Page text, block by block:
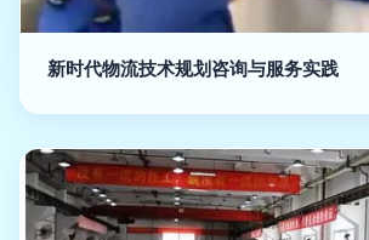
新时代物流技术规划咨询与服务实践